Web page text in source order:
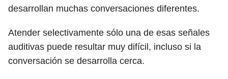
desarrollan muchas conversaciones diferentes.
Atender selectivamente sólo una de esas señales
auditivas puede resultar muy difícil, incluso si la
conversación se desarrolla cerca.